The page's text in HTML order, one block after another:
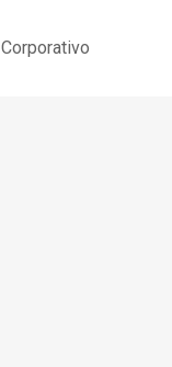
Corporativo